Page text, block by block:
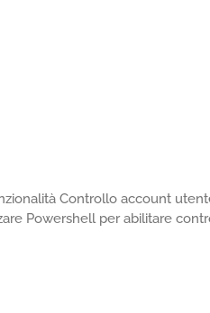
Controllo account
Powershell per abilitare